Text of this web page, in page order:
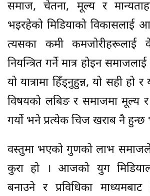
समाज, चेतना, मूल्य र
भइरहेको मिडियाको विकासलाई
त्यसका कमी कमजोरीहरूलाई
नियन्त्रित गर्ने मात्र होइन
यो यात्रामा हिँड्नुहुन्न, यो सही हो
विषयको लबिङ र समाजमा मूल्य र
गर्यो भने प्रत्येक चिज खराब नै हुन्छ
वस्तुमा भएको गुणको लाभ
कुरा हो । आजको युग
बनाउने र प्रविधिका माध्यमबाट